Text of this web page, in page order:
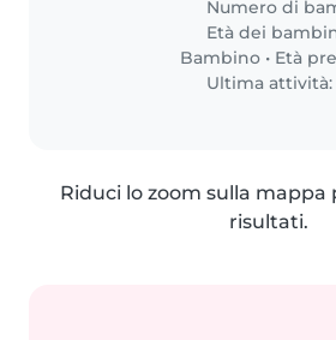
nel seguire i
bambini
puntuale..
Numero di
Età dei
Bambino • Età
Ultima
Riduci lo zoom sulla
risultati.